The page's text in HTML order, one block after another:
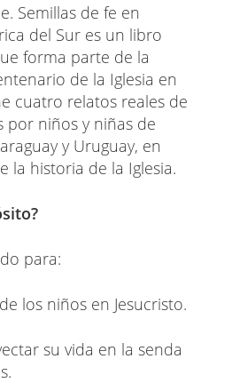
Semillas de fe en
del Sur es un libro
forma parte de la
de la Iglesia en
cuatro relatos reales de
por niños y niñas de
y Uruguay, en
la historia de la Iglesia.
para:
los niños en Jesucristo.
su vida en la senda